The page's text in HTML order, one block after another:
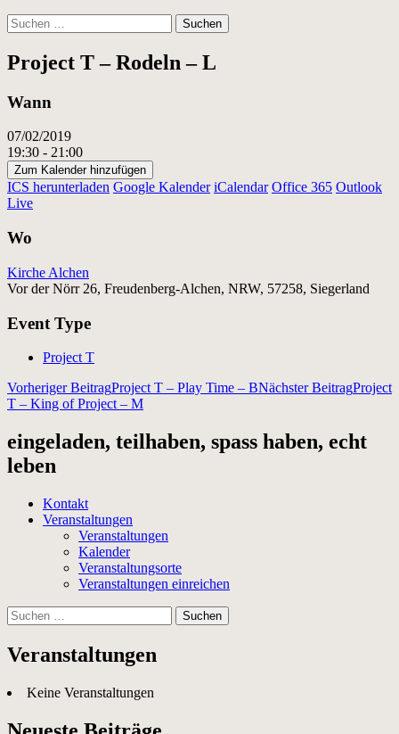
Suchen
nach:
Project T – Rodeln – L
Wann
07/02/2019
19:30 - 21:00
Zum Kalender hinzufügen
ICS herunterladen Google Kalender iCalendar Office 365 Outlook
Live
Wo
Kirche Alchen
Vor der Nörr 26, Freudenberg-Alchen, NRW, 57258, Siegerland
Event Type
Project T
Beitragsnavigation
Vorheriger BeitragProject T – Play Time – BNächster BeitragProject
T – King of Project – M
eingeladen, teilhaben, spass haben, echt
leben
Kontakt
Veranstaltungen
Veranstaltungen
Kalender
Veranstaltungsorte
Veranstaltungen einreichen
Suchen
nach:
Veranstaltungen
Keine Veranstaltungen